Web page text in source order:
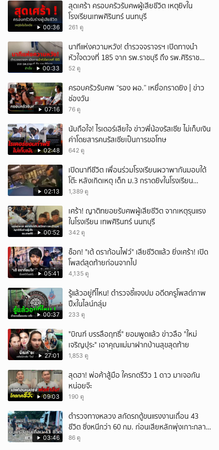
00:36
สุดเศร้า ครอบครัวรับศwผู้เสียชีวิต เหตุยิvใน
โรงเรียนเทพศิรินทร์ นนทบุรี
261 ดู
00:33
นาทีแห่งความหวัง! ตำรวจจราจรฯ เปิดทางนำ
หัวใจดวงที่ 185 จาก รพ.ราชบุรี ถึง รพ.ศิริราช
สำเร็จใน 48 นาที
52 ดู
07:16
ครอบครัวรับศพ “รอง ผอ.” เหยื่อกราดยิง | ข่าว
ช่องวัน
76 ดู
02:48
นับถือใจ! ไรเดอร์เสียใจ ข่าวพี่น้องรัสเซีย ไม่เก็บเงิน
ค่าโดยสารคนรัสเซียเป็นการขอโทษ
642 ดู
02:13
เปิดนาทีชีวิต เพื่อนร่วมโรงเรียนผวาพากันมอบใต้
โต๊ะ หลังเกิดเหตุ เด็ก ม.3 กราดยิvในโรงเรียน
เทพศิรินทร์นนท์ แบบไม่เลือกหน้า เสียงปืนดังสนั่น
1,389 ดู
00:52
เศร้า! ญาติทยอยรับศพผู้เสียชีวิต จากเหตุรุนแรง
ในโรงเรียน เทพศิรินทร์ นนทบุรี
342 ดู
05:41
ช็อก! "เต้ ดราก้อนไฟว์" เสียชีวิตแล้ว ยิ่งเศร้า! เปิด
โพสต์สุดท้ายก่อนจากไป
4,135 ดู
00:37
รู้แล้วอยู่ที่ไหน! ตำรวจชี้แจงปม อดีตครูโพสต์ภาพ
ปืxในไลน์กลุ่ม
233 ดู
27:01
"บิณฑ์ บรรลือฤทธิ์" ยอมพูดแล้ว ข่าวลือ "ใหม่
เจริญปุระ" เอาคุณแม่มาฝากบ้านสุขสุดท้าย
1,853 ดู
09:03
สุดฮา! พ่อค้าสู้มือ ใครกดรีวิว 1 ดาว มาเจอกัน
หน่อยจ๊ะ
190 ดู
03:46
ตำรวจทางหลวง สกัดรถตู้ขนแรงงานเถื่อน 43
ชีวิต ซิ่งหนีกว่า 60 กม. ก่อนเสียหลักพุ่งเกาะกลาง
ถนน
86 ดู